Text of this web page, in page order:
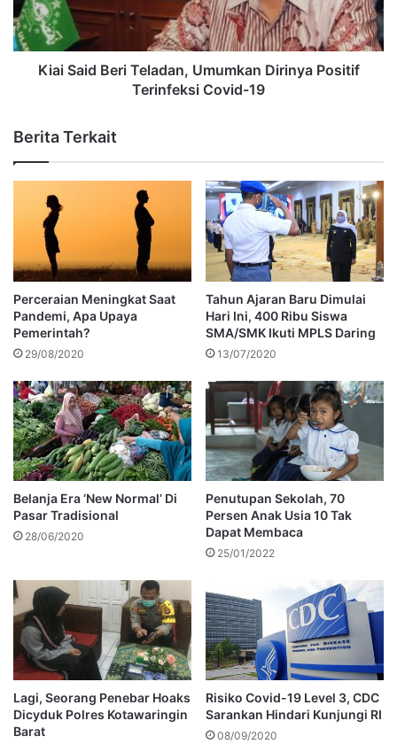
Kiai Said Beri Teladan, Umumkan Dirinya Positif
Terinfeksi Covid-19
Berita Terkait
Perceraian Meningkat Saat
Pandemi, Apa Upaya
Pemerintah?
29/08/2020
Tahun Ajaran Baru Dimulai
Hari Ini, 400 Ribu Siswa
SMA/SMK Ikuti MPLS Daring
13/07/2020
Belanja Era ‘New Normal’ Di
Pasar Tradisional
28/06/2020
Penutupan Sekolah, 70
Persen Anak Usia 10 Tak
Dapat Membaca
25/01/2022
Lagi, Seorang Penebar Hoaks
Dicyduk Polres Kotawaringin
Barat
Risiko Covid-19 Level 3, CDC
Sarankan Hindari Kunjungi RI
08/09/2020